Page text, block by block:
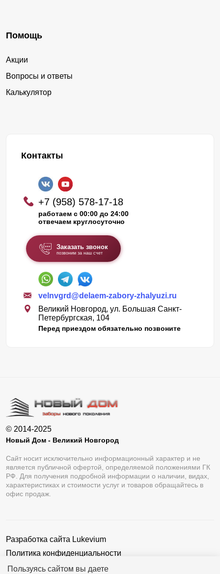
Пользуясь сайтом вы даете
Помощь
Акции
Вопросы и ответы
Калькулятор
Контакты
+7 (958) 578-17-18
работаем с 00:00 до 24:00
отвечаем круглосуточно
Заказать звонок
позвоним за наш счет
velnvgrd@delaem-zabory-zhalyuzi.ru
Великий Новгород, ул. Большая Санкт-
Петербургская, 104
Перед приездом обязательно позвоните
© 2014-2025
Новый Дом - Великий Новгород
Сайт носит исключительно информационный характер и не
является публичной офертой, определяемой положениями ГК
РФ. Для получения подробной информации о наличии, видах,
характеристиках и стоимости услуг и товаров обращайтесь в
офис продаж.
Разработка сайта Lukevium
Политика конфиденциальности
Пользовательское соглашение